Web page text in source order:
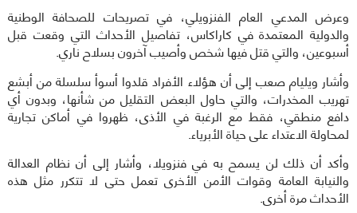
وعرض المدعي العام الفنزويلي، في تصريحات للصحافة الوطنية
والدولية المعتمدة في كاراكاس، تفاصيل الأحداث التي وقعت قبل
أسبوعين، والتي قتل فيها شخص وأصيب آخرون بسلاح ناري.
وأشار ويليام صعب إلى أن هؤلاء الأفراد قلدوا أسوأ سلسلة من أبشع
تهريب المخدرات، والتي حاول البعض التقليل من شأنها، وبدون أي
دافع منطقي، فقط مع الرغبة في الأذى، ظهروا في أماكن تجارية
لمحاولة الاعتداء على حياة الأبرياء.
وأكد أن ذلك لن يسمح به في فنزويلا، وأشار إلى أن نظام العدالة
والنيابة العامة وقوات الأمن الأخرى تعمل حتى لا تتكرر مثل هذه
الأحداث مرة أخرى.